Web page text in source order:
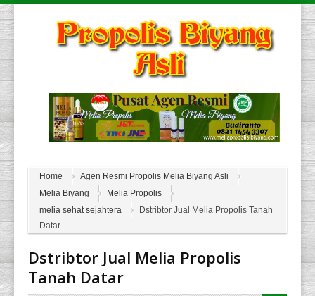
Home
Agen Resmi Propolis Melia Biyang Asli
Melia Biyang
Melia Propolis
melia sehat sejahtera
Dstribtor Jual Melia Propolis Tanah
Datar
Dstribtor Jual Melia Propolis
Tanah Datar